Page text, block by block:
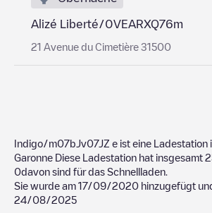
Alizé Liberté/0VEARXQ76m
21 Avenue du Cimetière 31500
Indigo/m07bJv07JZ e ist eine Ladestation
Garonne Diese Ladestation hat insgesamt
0davon sind für das Schnellladen.
Sie wurde am 17/09/2020 hinzugefügt
24/08/2025